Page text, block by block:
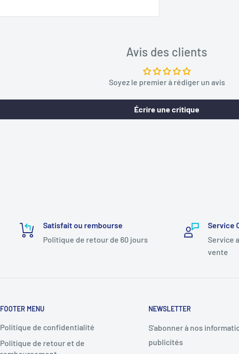
Avis des clients
Soyez le premier à rédiger un avis
Écrire une critique
Satisfait ou rembourse
Politique de retour de 60 jours
Service
Service
vente
FOOTER MENU
Politique de confidentialité
Politique de retour et de
NEWSLETTER
S'abonner à nos
publicités